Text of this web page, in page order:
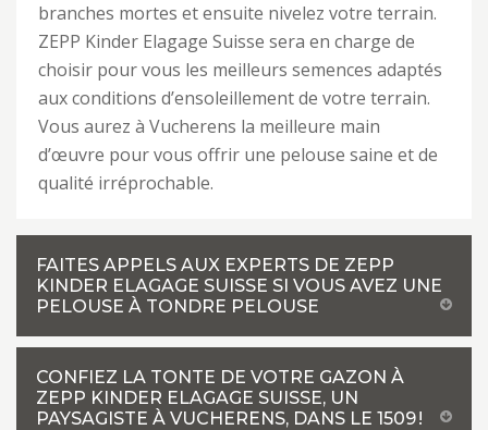
branches mortes et ensuite nivelez votre terrain.
ZEPP Kinder Elagage Suisse sera en charge de
choisir pour vous les meilleurs semences adaptés
aux conditions d’ensoleillement de votre terrain.
Vous aurez à Vucherens la meilleure main
d’œuvre pour vous offrir une pelouse saine et de
qualité irréprochable.
FAITES APPELS AUX EXPERTS DE ZEPP
KINDER ELAGAGE SUISSE SI VOUS AVEZ UNE
PELOUSE À TONDRE PELOUSE
CONFIEZ LA TONTE DE VOTRE GAZON À
ZEPP KINDER ELAGAGE SUISSE, UN
PAYSAGISTE À VUCHERENS, DANS LE 1509 !